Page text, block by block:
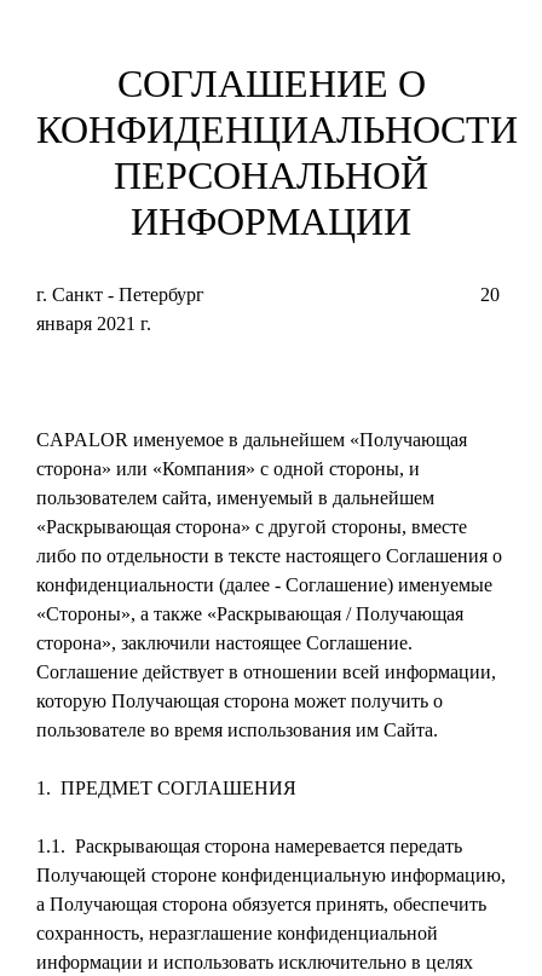
СОГЛАШЕНИЕ О
КОНФИДЕНЦИАЛЬНОСТИ
ПЕРСОНАЛЬНОЙ
ИНФОРМАЦИИ
г. Санкт - Петербург 20
января 2021 г.
CAPALOR именуемое в дальнейшем «Получающая
сторона» или «Компания» с одной стороны, и
пользователем сайта, именуемый в дальнейшем
«Раскрывающая сторона» с другой стороны, вместе
либо по отдельности в тексте настоящего Соглашения о
конфиденциальности (далее - Соглашение) именуемые
«Стороны», а также «Раскрывающая / Получающая
сторона», заключили настоящее Соглашение.
Соглашение действует в отношении всей информации,
которую Получающая сторона может получить о
пользователе во время использования им Сайта.
1. ПРЕДМЕТ СОГЛАШЕНИЯ
1.1. Раскрывающая сторона намеревается передать
Получающей стороне конфиденциальную информацию,
а Получающая сторона обязуется принять, обеспечить
сохранность, неразглашение конфиденциальной
информации и использовать исключительно в целях